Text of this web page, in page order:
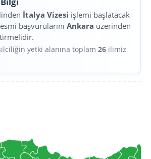
İtalya Vizesi işlemi başlatacak
başvurularını Ankara üzerinden
yetki alanına toplam 26 ilimiz